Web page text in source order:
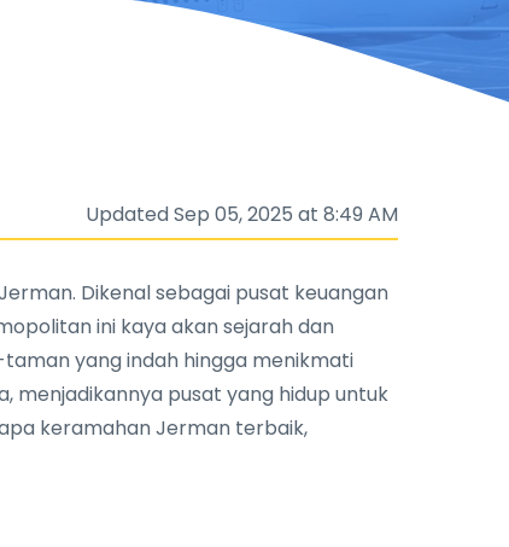
Updated Sep 05, 2025 at 8:49 AM
Dikenal sebagai pusat keuangan
ini kaya akan sejarah dan
yang indah hingga menikmati
menjadikannya pusat yang hidup untuk
keramahan Jerman terbaik,